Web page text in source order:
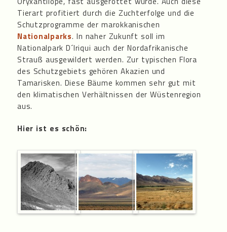
Tierart profitiert durch die Zuchterfolge und die
Schutzprogramme der marokkanischen
Nationalparks. In naher Zukunft soll im
Nationalpark D´Iriqui auch der Nordafrikanische
Strauß ausgewildert werden. Zur typischen Flora
des Schutzgebiets gehören Akazien und
Tamarisken. Diese Bäume kommen sehr gut mit
den klimatischen Verhältnissen der Wüstenregion
aus.
Hier ist es schön: